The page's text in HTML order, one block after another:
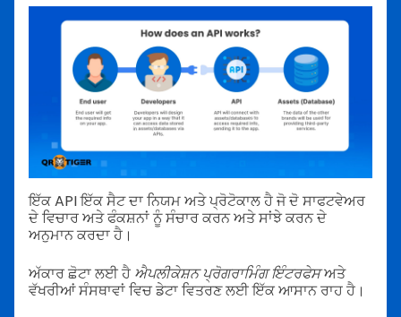
ਇੱਕ API ਇੱਕ ਸੈਟ ਦਾ ਨਿਯਮ ਅਤੇ ਪ੍ਰੋਟੋਕਾਲ ਹੈ ਜੋ ਦੋ ਸਾਫਟਵੇਅਰ
ਦੇ ਵਿਚਾਰ ਅਤੇ ਫੰਕਸ਼ਨਾਂ ਨੂੰ ਸੰਚਾਰ ਕਰਨ ਅਤੇ ਸਾਂਝੇ ਕਰਨ ਦੇ
ਅਨੁਮਾਨ ਕਰਦਾ ਹੈ।
ਅੱਕਾਰ ਛੋਟਾ ਲਈ ਹੈ ਐਪਲੀਕੇਸ਼ਨ ਪ੍ਰੋਗਰਾਮਿੰਗਇੰਟਰਫੇਸਅਤੇ
ਵੱਖਰੀਆਂ ਸੰਸਥਾਵਾਂ ਵਿਚ ਡੇਟਾ ਵਿਤਰਣ ਲਈ ਇੱਕ ਆਸਾਨ ਰਾਹ ਹੈ।